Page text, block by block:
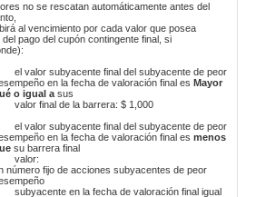
no se rescatan automáticamente antes del
al vencimiento por cada valor que posea
pago del cupón contingente final, si
valor subyacente final del subyacente de peor
en la fecha de valoración final esMayor
o igual a sus
final de la barrera: $ 1,000
valor subyacente final del subyacente de peor
en la fecha de valoración final esmenos
su barrera final
número fijo de acciones subyacentes de peor
en la fecha de valoración final igual